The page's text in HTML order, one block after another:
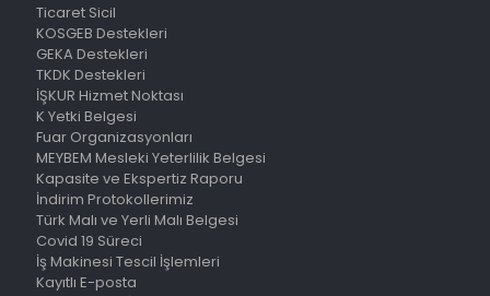
Ticaret Sicil
KOSGEB Destekleri
GEKA Destekleri
TKDK Destekleri
İŞKUR Hizmet Noktası
K Yetki Belgesi
Fuar Organizasyonları
MEYBEM Mesleki Yeterlilik Belgesi
Kapasite ve Ekspertiz Raporu
İndirim Protokollerimiz
Türk Malı ve Yerli Malı Belgesi
Covid 19 Süreci
İş Makinesi Tescil İşlemleri
Kayıtlı E-posta